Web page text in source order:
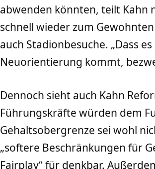
abwenden könnten, teilt Kahn
schnell wieder zum
auch Stadionbesuche. „Dass
Neuorientierung kommt,
Dennoch sieht auch Kahn
Führungskräfte würden dem
Gehaltsobergrenze sei wohl
„softere Beschränkungen für
Fairplay“ für denkbar.